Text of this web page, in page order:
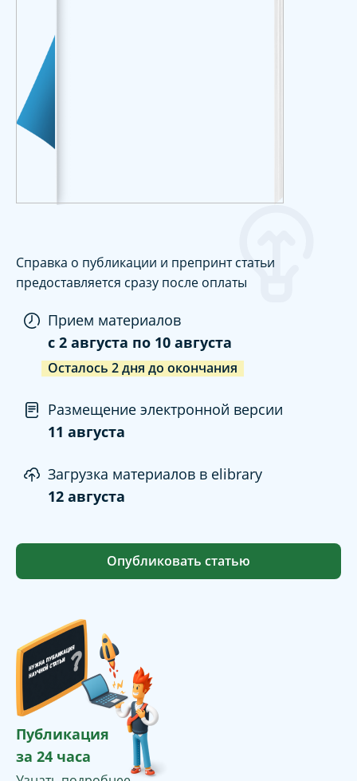
Справка о публикации и препринт статьи
предоставляется сразу после оплаты
Прием материалов
c 2 августа по 10 августа
Осталось 2дня до окончания
Размещение электронной версии
11 августа
Загрузка материалов в elibrary
12 августа
Опубликовать статью
Публикация
за 24 часа